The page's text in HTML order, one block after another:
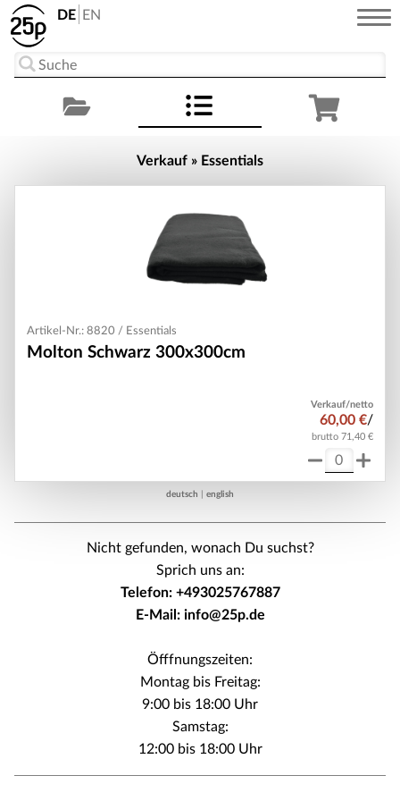
Verkauf » Essentials
Artikel-Nr.: 8820 / Essentials
Molton Schwarz 300x300cm
Verkauf/netto
60,00 €/
brutto 71,40 €
deutsch english
Nicht gefunden, wonach Du suchst?
Sprich uns an:
Telefon: +493025767887
E-Mail: info@25p.de
Öfffnungszeiten:
Montag bis Freitag:
9:00 bis 18:00 Uhr
Samstag:
12:00 bis 18:00 Uhr
DE EN